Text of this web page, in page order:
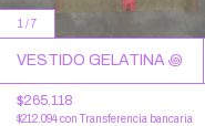
1 /7
VESTIDO GELATINA ꩜
$265.118
$212.094con Transferencia bancaria